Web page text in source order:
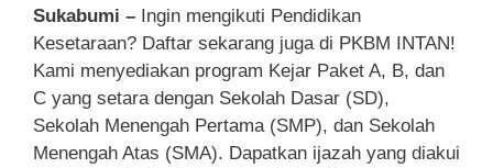
Sukabumi – Ingin mengikuti Pendidikan
Kesetaraan? Daftar sekarang juga di PKBM INTAN!
Kami menyediakan program Kejar Paket A, B, dan
C yang setara dengan Sekolah Dasar (SD),
Sekolah Menengah Pertama (SMP), dan Sekolah
Menengah Atas (SMA). Dapatkan ijazah yang diakui